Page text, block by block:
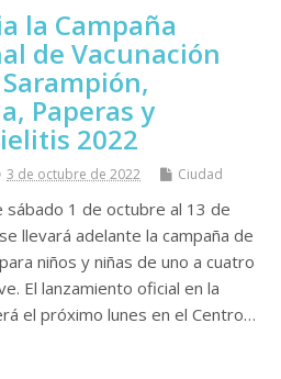
la Campaña
de Vacunación
Paperas y
2022
3 de octubre de 2022 Ciudad
sábado 1 de octubre al 13 de
llevará adelante la campaña de
niños y niñas de uno a cuatro
El lanzamiento oficial en la
el próximo lunes en el Centro…